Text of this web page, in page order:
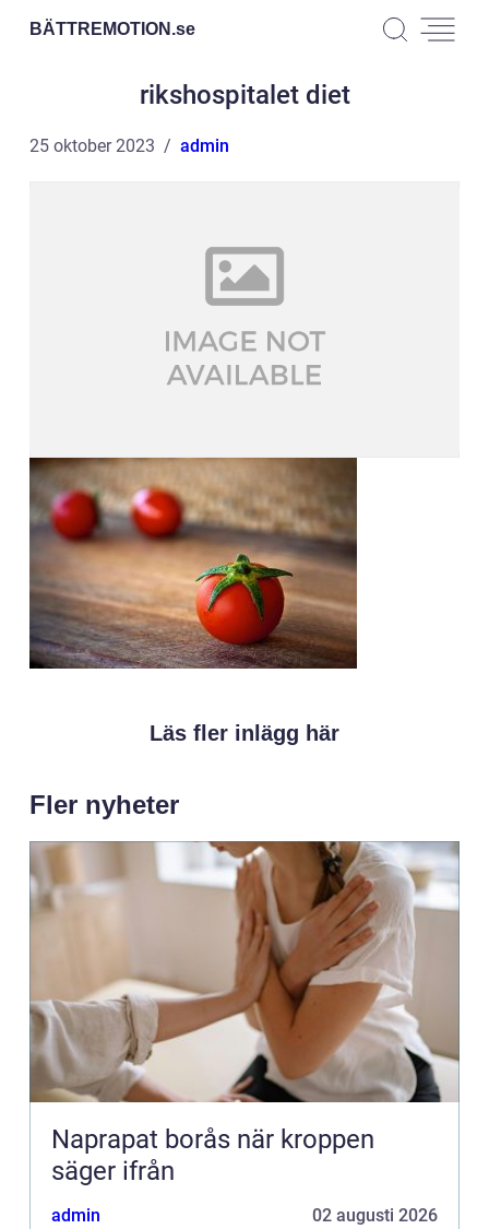
BÄTTREMOTION.se
rikshospitalet diet
25 oktober 2023 admin
Läs fler inlägg här
Fler nyheter
Naprapat borås när kroppen
säger ifrån
admin 02 augusti 2026